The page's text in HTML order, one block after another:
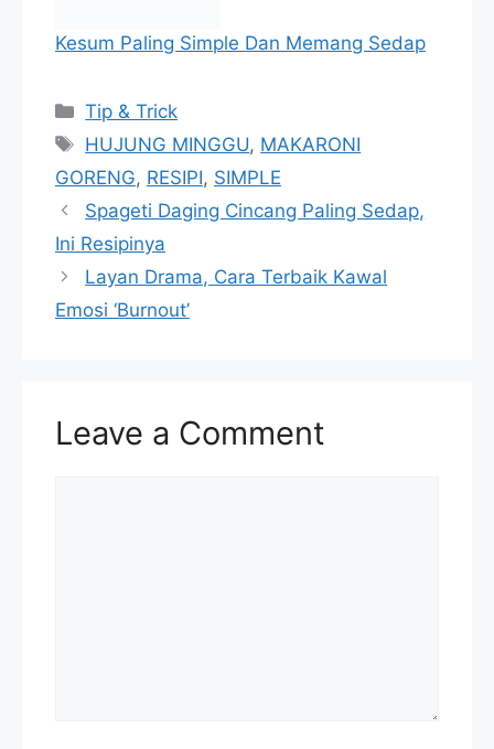
Kesum Paling Simple Dan Memang Sedap
Categories
Tip & Trick
Tags
HUJUNG MINGGU, MAKARONI
GORENG, RESIPI, SIMPLE
Spageti Daging Cincang Paling Sedap,
Ini Resipinya
Layan Drama, Cara Terbaik Kawal
Emosi ‘Burnout’
Leave a Comment